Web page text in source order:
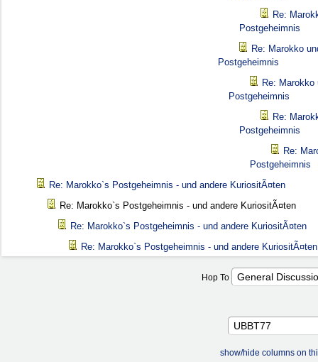
Re:
Postgeheimnis
Re: Marokko
Postgeheimnis
Re: Marokko
Postgeheimnis
Re:
Postgeheimnis
Re:
Postgeheimnis
Re: Marokko`s Postgeheimnis - und andere KuriositÃ¤ten
Re: Marokko`s Postgeheimnis - und andere KuriositÃ¤ten
Re: Marokko`s Postgeheimnis - und andere KuriositÃ¤ten
Re: Marokko`s Postgeheimnis - und andere KuriositÃ¤ten
Hop To
show/hide columns on